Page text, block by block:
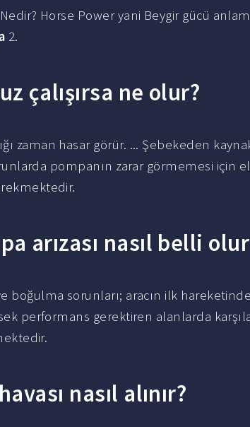
Horse Power yani Beygir gücü
2.
çalışırsa ne olur?
zaman hasar görür. ... Şebekeden
pompanın zarar görmemesi için
arızası nasıl belli
boğulma sorunları; aracın ilk
performans gerektiren alanlarda
nasıl alınır?